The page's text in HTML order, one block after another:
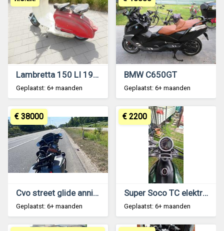
Lambretta 150 LI 1960 te koop
Geplaatst: 6+ maanden
BMW C650GT
Geplaatst: 6+ maanden
Cvo street glide anniversary 120
Geplaatst: 6+ maanden
€ 38000
Super Soco TC elektric (gelijk aan benzine 49cc)
Geplaatst: 6+ maanden
€ 2200